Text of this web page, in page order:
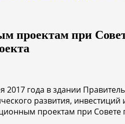
проектам при
2017 года в здании
развития, инвестиций
проектам при